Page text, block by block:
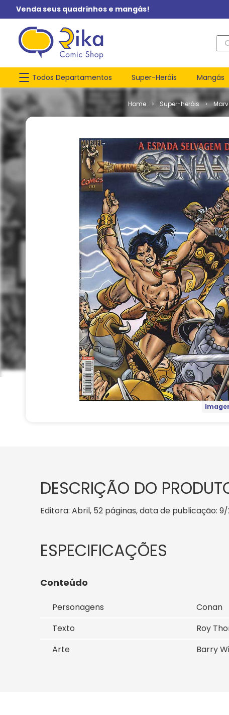
Venda seus quadrinhos e mangás!
O
Todos Departamentos Super-Heróis Mangás
Super-heróis
DESCRIÇÃO DO
Editora: Abril, 52 páginas, data de publicação:
Conteúdo
Personagens
Conan
Texto
Roy
Arte
Barry